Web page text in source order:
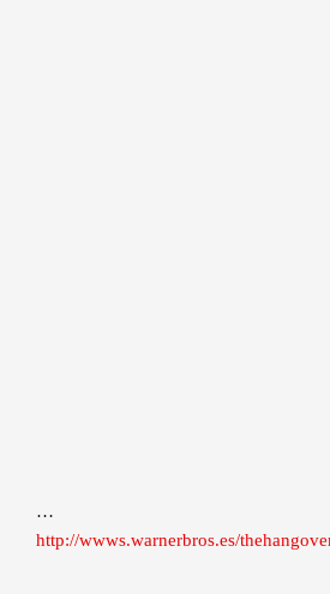
…
http://wwws.warnerbros.es/